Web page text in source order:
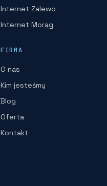
Internet Zalewo
Internet Morąg
FIRMA
O nas
Kim jesteśmy
Blog
Oferta
Kontakt